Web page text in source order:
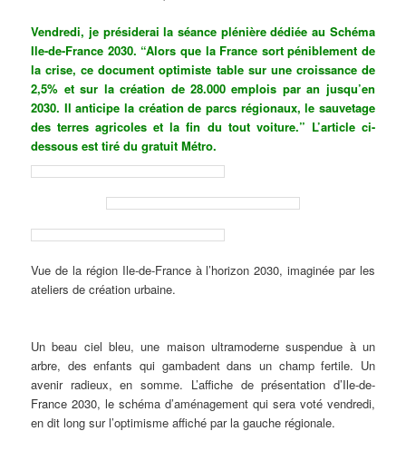
Vendredi, je présiderai la séance plénière dédiée au Schéma
Ile-de-France 2030. “Alors que la France sort péniblement de
la crise, ce document optimiste table sur une croissance de
2,5% et sur la création de 28.000 emplois par an jusqu’en
2030. Il anticipe la création de parcs régionaux, le sauvetage
des terres agricoles et la fin du tout voiture.” L’article ci-
dessous est tiré du gratuit Métro.
Vue de la région Ile-de-France à l’horizon 2030, imaginée par les
ateliers de création urbaine.
Un beau ciel bleu, une maison ultramoderne suspendue à un
arbre, des enfants qui gambadent dans un champ fertile. Un
avenir radieux, en somme. L’affiche de présentation d’Ile-de-
France 2030, le schéma d’aménagement qui sera voté vendredi,
en dit long sur l’optimisme affiché par la gauche régionale.